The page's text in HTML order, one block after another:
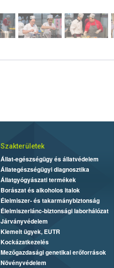
Szakterületek
Állat-egészségügy és állatvédelem
Állategészségügyi diagnosztika
Állatgyógyászati termékek
Borászat és alkoholos italok
Élelmiszer- és takarmánybiztonság
Élelmiszerlánc-biztonsági laborhálózat
Járványvédelem
Kiemelt ügyek, EUTR
Kockázatkezelés
Mezőgazdasági genetikai erőforrások
Növényvédelem